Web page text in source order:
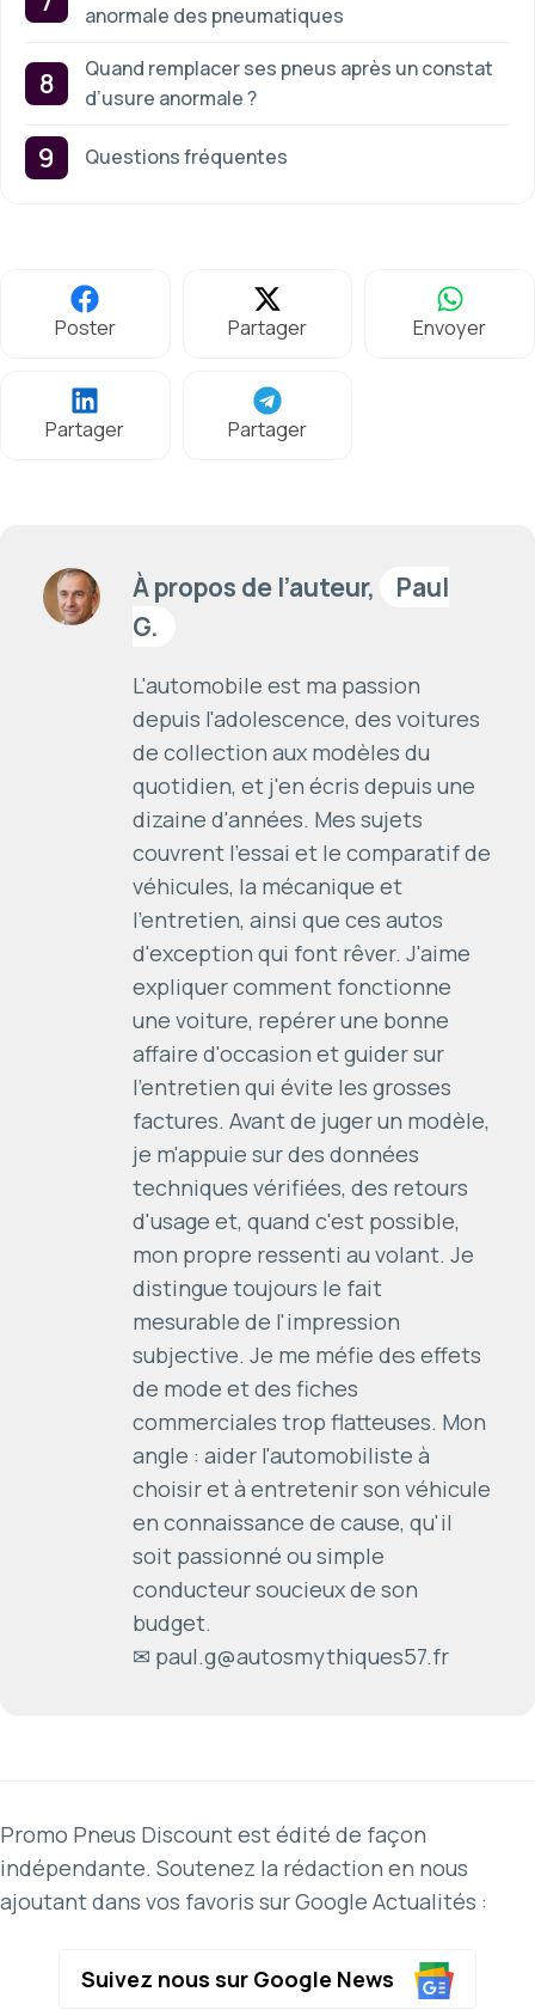
anormale des pneumatiques
Quand remplacer ses pneus après un constat
d’usure anormale ?
Questions fréquentes
Poster Partager Envoyer
Partager Partager
À propos de l’auteur,
Paul
G.
L'automobile est ma passion
depuis l'adolescence, des voitures
de collection aux modèles du
quotidien, et j'en écris depuis une
dizaine d'années. Mes sujets
couvrent l'essai et le comparatif de
véhicules, la mécanique et
l'entretien, ainsi que ces autos
d'exception qui font rêver. J'aime
expliquer comment fonctionne
une voiture, repérer une bonne
affaire d'occasion et guider sur
l'entretien qui évite les grosses
factures. Avant de juger un modèle,
je m'appuie sur des données
techniques vérifiées, des retours
d'usage et, quand c'est possible,
mon propre ressenti au volant. Je
distingue toujours le fait
mesurable de l'impression
subjective. Je me méfie des effets
de mode et des fiches
commerciales trop flatteuses. Mon
angle : aider l'automobiliste à
choisir et à entretenir son véhicule
en connaissance de cause, qu'il
soit passionné ou simple
conducteur soucieux de son
budget.
✉ paul.g@autosmythiques57.fr
Promo Pneus Discount est édité de façon
indépendante. Soutenez la rédaction en nous
ajoutant dans vos favoris sur Google Actualités :
Suivez nous sur Google News